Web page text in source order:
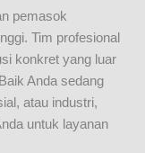
pemasok
Tim profesional
konkret yang luar
Anda sedang
atau industri,
untuk layanan